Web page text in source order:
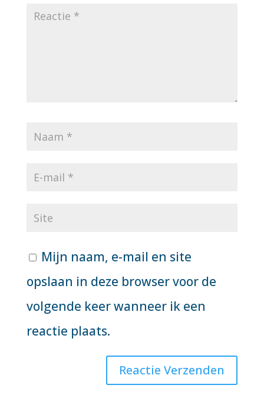
Mijn naam, e-mail en site
opslaan in deze browser voor de
volgende keer wanneer ik een
reactie plaats.